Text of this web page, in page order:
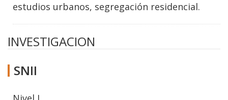
estudios urbanos, segregación residencial.
INVESTIGACION
SNII